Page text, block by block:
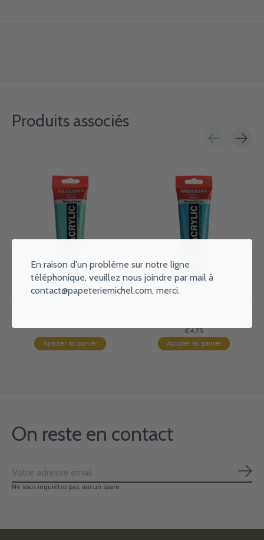
Produits associés
Ajouter au panier
€4,75
Ajouter au panier
On reste en contact
Ne vous inquiétez pas, aucun spam
En raison d'un problème sur notre ligne
téléphonique, veuillez nous joindre par mail à
contact@papeteriemichel.com, merci.